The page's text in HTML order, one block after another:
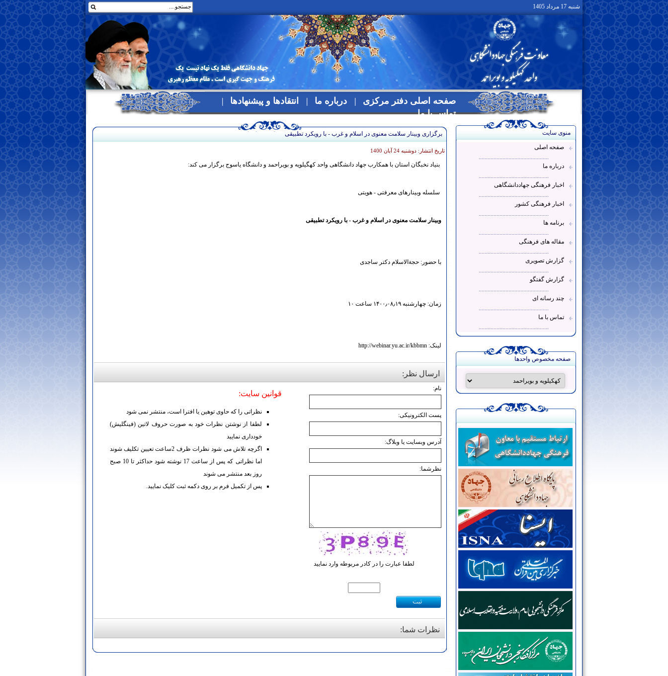
شنبه 17 مرداد 1405
صفحه اصلی دفتر مرکزی درباره ما
انتقادها و پیشنهادها
تماس با ما
منوی سایت
صفحه اصلی
...............................................
درباره ما
...............................................
اخبار فرهنگی جهاددانشگاهی
...............................................
اخبار فرهنگی کشور
...............................................
برنامه ها
...............................................
مقاله های فرهنگی
...............................................
گزارش تصویری
...............................................
گزارش گفتگو
...............................................
چند رسانه ای
...............................................
تماس با ما
...............................................
صفحه مخصوص واحدها
برگزاری وبینار سلامت معنوی در اسلام و غرب - با رویکرد تطبیقی
تاریخ انتشار: دوشنبه 24 آبان 1400
بنیاد نخبگان استان با همکارب جهاد دانشگاهی واحد کهگیلویه و بویراحمد و دانشگاه یاسوج برگزار می کند:
سلسله وبینارهای معرفتی - هویتی
وبینار سلامت معنوی در اسلام و غرب - با رویکرد تطبیقی
با حضور: حجة‌الاسلام دکتر ساجدی
زمان: چهارشنبه ۱۴۰۰٫۰۸٫۱۹ ساعت ۱۰
لینک: http://webinar.yu.ac.ir/kbbmn
ارسال نظر:
نام:
پست الکترونیکی:
آدرس وبسایت یا وبلاگ:
نظرشما:
لطفا عبارت را در کادر مربوطه وارد نمایید
قوانین سایت:
نظراتی را که حاوی توهین یا افترا است، منتشر نمی شود
لطفا از نوشتن نظرات خود به صورت حروف لاتین (فینگلیش)
خودداری نمایید
اگرچه تلاش می شود نظرات ظرف 2ساعت تعیین تکلیف شوند
اما نظراتی که پس از ساعت 17 نوشته شود حداکثر تا 10 صبح
روز بعد منتشر می شوند
پس از تکمیل فرم بر روی دکمه ثبت کلیک نمایید.
نظرات شما: